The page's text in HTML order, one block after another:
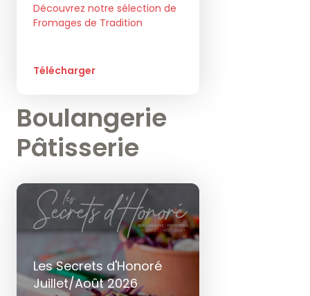
Découvrez notre sélection de
Fromages de Tradition
Télécharger
Boulangerie
Pâtisserie
Les Secrets d'Honoré
Juillet/Août 2026